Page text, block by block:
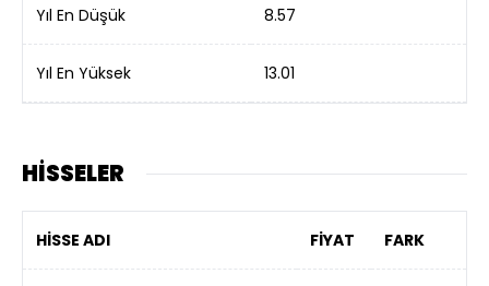
Yıl En Düşük 8.57
Yıl En Yüksek 13.01
HİSSELER
HİSSE ADI FİYAT FARK